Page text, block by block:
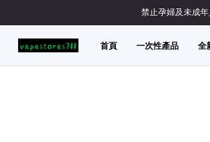
禁止孕婦及未成
首頁 一次性產品 全